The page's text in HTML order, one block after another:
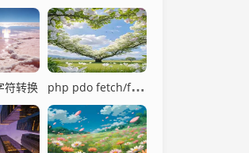
符转换 php pdo fetch/fetchAll